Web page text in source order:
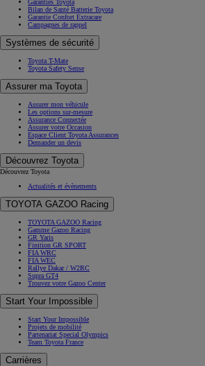
Bilan de Santé Batterie Toyota
Garantie Confort Extracare
Campagnes de rappel
Systèmes de sécurité
Toyota T-Mate
Toyota Safety Sense
Assurer ma Toyota
Assurer mon véhicule
Les options sur-mesure
Assurance Connectée
Assurer votre Occasion
Espace Client Toyota Assurances
Demander un devis
Découvrez Toyota
Découvrez Toyota
Actualités et évènements
TOYOTA GAZOO Racing
TOYOTA GAZOO Racing
Gamme Gazoo Racing
GR Yaris
Finition GR SPORT
FIA WRC
FIA WEC
Rallye Dakar / W2RC
Supra GT4
Trouvez votre Gazoo Center
Start Your Impossible
Start Your Impossible
Projets de mobilité
Partenariat Special Olympics
Team Toyota France
Carrières